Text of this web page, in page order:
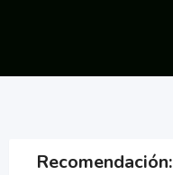
Recomendación: